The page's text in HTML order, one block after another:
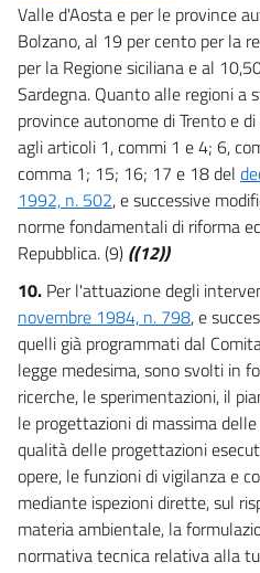
Valle d'Aosta e per le province
Bolzano, al 19 per cento per la
per la Regione siciliana e al
Sardegna. Quanto alle regioni a
province autonome di Trento e
agli articoli 1, commi 1 e 4; 6,
comma 1; 15; 16; 17 e 18 del
1992, n. 502, e successive
norme fondamentali di riforma
Repubblica. (9) ((12))
10. Per l'attuazione degli
novembre 1984, n. 798, e
quelli già programmati dal
legge medesima, sono svolti in
ricerche, le sperimentazioni, il
le progettazioni di massima
qualità delle progettazioni
opere, le funzioni di vigilanza e
mediante ispezioni dirette, sul
materia ambientale, la
normativa tecnica relativa alla